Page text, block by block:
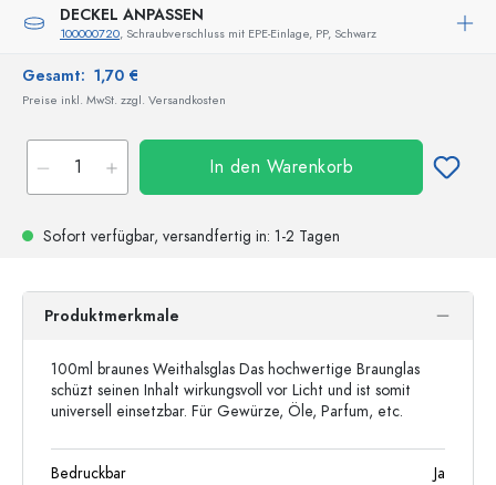
DECKEL ANPASSEN
100000720, Schraubverschluss mit EPE-Einlage, PP, Schwarz
Gesamt: 1,70 €
Preise inkl. MwSt. zzgl. Versandkosten
In den Warenkorb
Sofort verfügbar, versandfertig in: 1-2 Tagen
Produktmerkmale
100ml braunes Weithalsglas Das hochwertige Braunglas
schüzt seinen Inhalt wirkungsvoll vor Licht und ist somit
universell einsetzbar. Für Gewürze, Öle, Parfum, etc.
Bedruckbar Ja